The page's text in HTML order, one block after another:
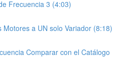
Frecuencia 3 (4:03)
Motores a UN solo Variador (8:18)
Comparar con el Catálogo